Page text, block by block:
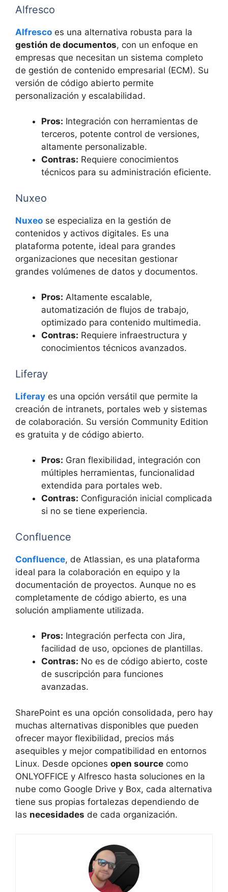
Alfresco
Alfresco es una alternativa robusta para la
gestión de documentos, con un enfoque en
empresas que necesitan un sistema completo
de gestión de contenido empresarial (ECM). Su
versión de código abierto permite
personalización y escalabilidad.
Pros: Integración con herramientas de
terceros, potente control de versiones,
altamente personalizable.
Contras: Requiere conocimientos
técnicos para su administración eficiente.
Nuxeo
Nuxeo se especializa en la gestión de
contenidos y activos digitales. Es una
plataforma potente, ideal para grandes
organizaciones que necesitan gestionar
grandes volúmenes de datos y documentos.
Pros: Altamente escalable,
automatización de flujos de trabajo,
optimizado para contenido multimedia.
Contras: Requiere infraestructura y
conocimientos técnicos avanzados.
Liferay
Liferay es una opción versátil que permite la
creación de intranets, portales web y sistemas
de colaboración. Su versión Community Edition
es gratuita y de código abierto.
Pros: Gran flexibilidad, integración con
múltiples herramientas, funcionalidad
extendida para portales web.
Contras: Configuración inicial complicada
si no se tiene experiencia.
Confluence
Confluence, de Atlassian, es una plataforma
ideal para la colaboración en equipo y la
documentación de proyectos. Aunque no es
completamente de código abierto, es una
solución ampliamente utilizada.
Pros: Integración perfecta con Jira,
facilidad de uso, opciones de plantillas.
Contras: No es de código abierto, coste
de suscripción para funciones
avanzadas.
SharePoint es una opción consolidada, pero hay
muchas alternativas disponibles que pueden
ofrecer mayor flexibilidad, precios más
asequibles y mejor compatibilidad en entornos
Linux. Desde opciones open source como
ONLYOFFICE y Alfresco hasta soluciones en la
nube como Google Drive y Box, cada alternativa
tiene sus propias fortalezas dependiendo de
las necesidades de cada organización.